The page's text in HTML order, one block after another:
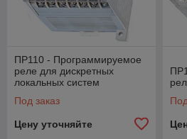
ПР110 - Программируемое
реле для дискретных
локальных систем
Под заказ
Цену уточняйте